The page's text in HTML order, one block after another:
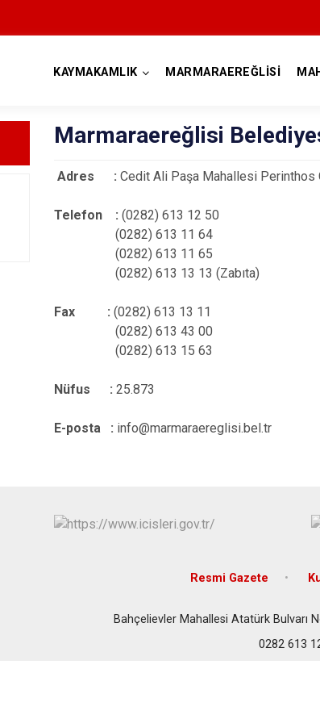
KAYMAKAMLIK MARMARAEREĞLİSİ
Marmaraereğlisi
Adres :Cedit Ali Paşa Mahallesi Perinthos
Telefon :(0282) 613 12 50
(0282) 613 11 64
(0282) 613 11 65
(0282) 613 13 13 (Zabıta)
Fax :(0282) 613 13 11
(0282) 613 43 00
(0282) 613 15 63
Nüfus :25.873
E-posta : info@marmaraereglisi.bel.tr
Resmi Gazete
Bahçelievler Mahallesi Atatürk Bulvarı
0282 613